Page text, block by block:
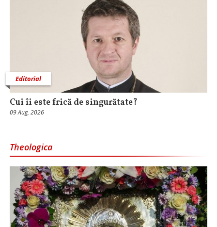
Editorial
Cui îi este frică de singurătate?
09 Aug, 2026
Theologica